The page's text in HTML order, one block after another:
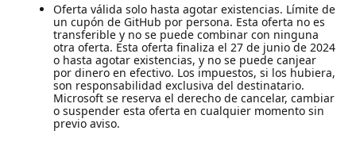
Oferta válida solo hasta agotar existencias. Límite de
un cupón de GitHub por persona. Esta oferta no es
transferible y no se puede combinar con ninguna
otra oferta. Esta oferta finaliza el 27 de junio de 2024
o hasta agotar existencias, y no se puede canjear
por dinero en efectivo. Los impuestos, si los hubiera,
son responsabilidad exclusiva del destinatario.
Microsoft se reserva el derecho de cancelar, cambiar
o suspender esta oferta en cualquier momento sin
previo aviso.